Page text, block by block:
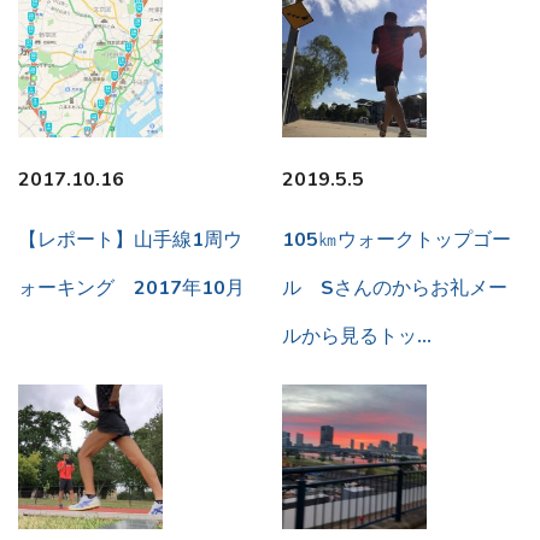
2017.10.16
【レポート】山手線1周ウ
ォーキング 2017年10月
2019.5.5
105㎞ウォークトップゴー
ル Sさんのからお礼メー
ルから見るトッ…